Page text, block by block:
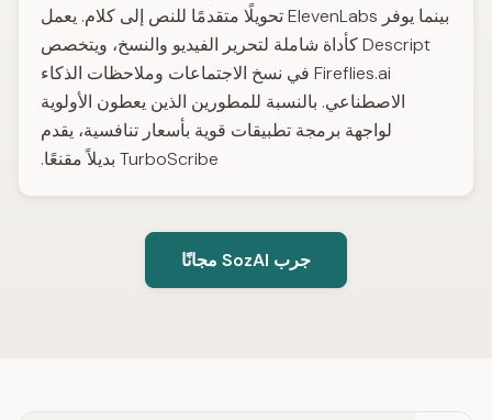
بينما يوفر ElevenLabs تحويلًا متقدمًا للنص إلى كلام. يعمل
Descript كأداة شاملة لتحرير الفيديو والنسخ، ويتخصص
Fireflies.ai في نسخ الاجتماعات وملاحظات الذكاء
الاصطناعي. بالنسبة للمطورين الذين يعطون الأولوية
لواجهة برمجة تطبيقات قوية بأسعار تنافسية، يقدم
TurboScribe بديلاً مقنعًا.
جرب SozAI مجانًا